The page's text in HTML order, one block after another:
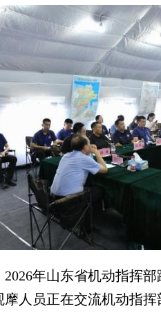
年山东省机动指挥部
摩人员正在交流机动指